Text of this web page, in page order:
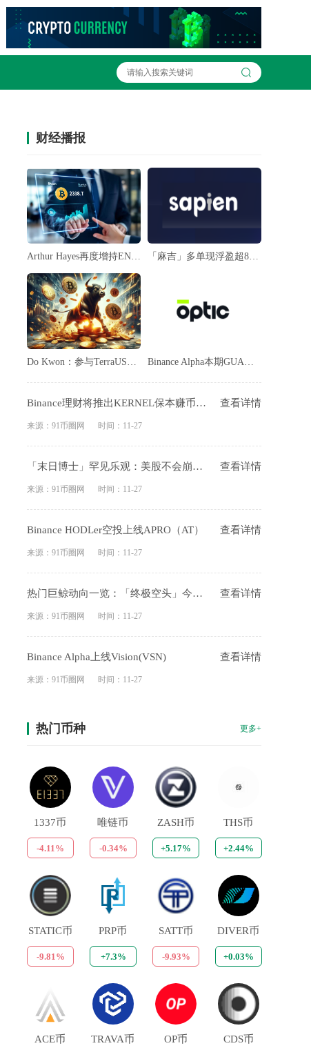
财经播报
Arthur Hayes再度增持ENA与ETHFI 「麻吉」多单现浮盈超85万美元
Do Kwon：参与TerraUSD稳定币崩盘欺诈案判刑不应超过五年 Binance Alpha本期GUA空投单号收益约54美元
Binance理财将推出KERNEL保本赚币产品 查看详情
来源：91币圈网 时间：11-27
「末日博士」罕见乐观：美股不会崩盘，科技将让美国「逆天改命」 查看详情
来源：91币圈网 时间：11-27
Binance HODLer空投上线APRO（AT） 查看详情
来源：91币圈网 时间：11-27
热门巨鲸动向一览：「终极空头」今晨险遭清算，「BTC OG内幕巨鲸」ETH多单由亏转盈 查看详情
来源：91币圈网 时间：11-27
Binance Alpha上线Vision(VSN) 查看详情
来源：91币圈网 时间：11-27
热门币种 更多+
1337币
-4.11%
唯链币
-0.34%
ZASH币
+5.17%
THS币
+2.44%
STATIC币
-9.81%
PRP币
+7.3%
SATT币
-9.93%
DIVER币
+0.03%
ACE币 TRAVA币 OP币 CDS币